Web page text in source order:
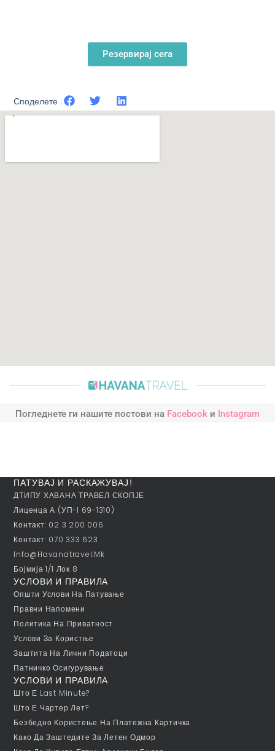
Резервирај сега
Споделете :
Погледнете ги нашите постови на Facebook и Instagram
ПАТУВАЈ И РАСКАЖУВАЈ!
ДТИПУ ХАВАНА ТРАВЕЛ СКОПЈЕ
Лиценца А (УП-I 69-1310)
Контакт: 02 3 200 006
Контакт: 070 333 623
Info@havanatravel.mk
Бојмија 1/1 Лок 8
УСЛОВИ И ПРАВИЛА
Општи Услови На Патување
Правни Напомени
Политика На Приватност
Услови За Користње
Заштита На Лични Податоци
Патничко Осигурување
УСЛОВИ И ПРАВИЛА
Што Е Last Minute?
Што Е Чартер Лет?
Безбедно Користење На Платежна Картичка
Како Да Заштедите За Летен Одмор